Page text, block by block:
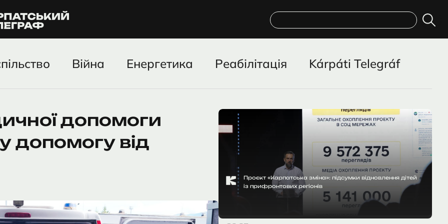
Пошук
Війна Енергетика Реабілітація Kárpáti Telegráf
допомоги
допомогу від
Проєкт «Карпатська зміна»: підсумки відновлення дітей
із прифронтових регіонів